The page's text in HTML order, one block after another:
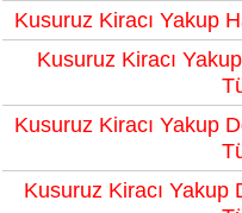
Kusuruz Kiracı Yakup
Kusuruz Kiracı
Kusuruz Kiracı Yakup
Kusuruz Kiracı Yakup